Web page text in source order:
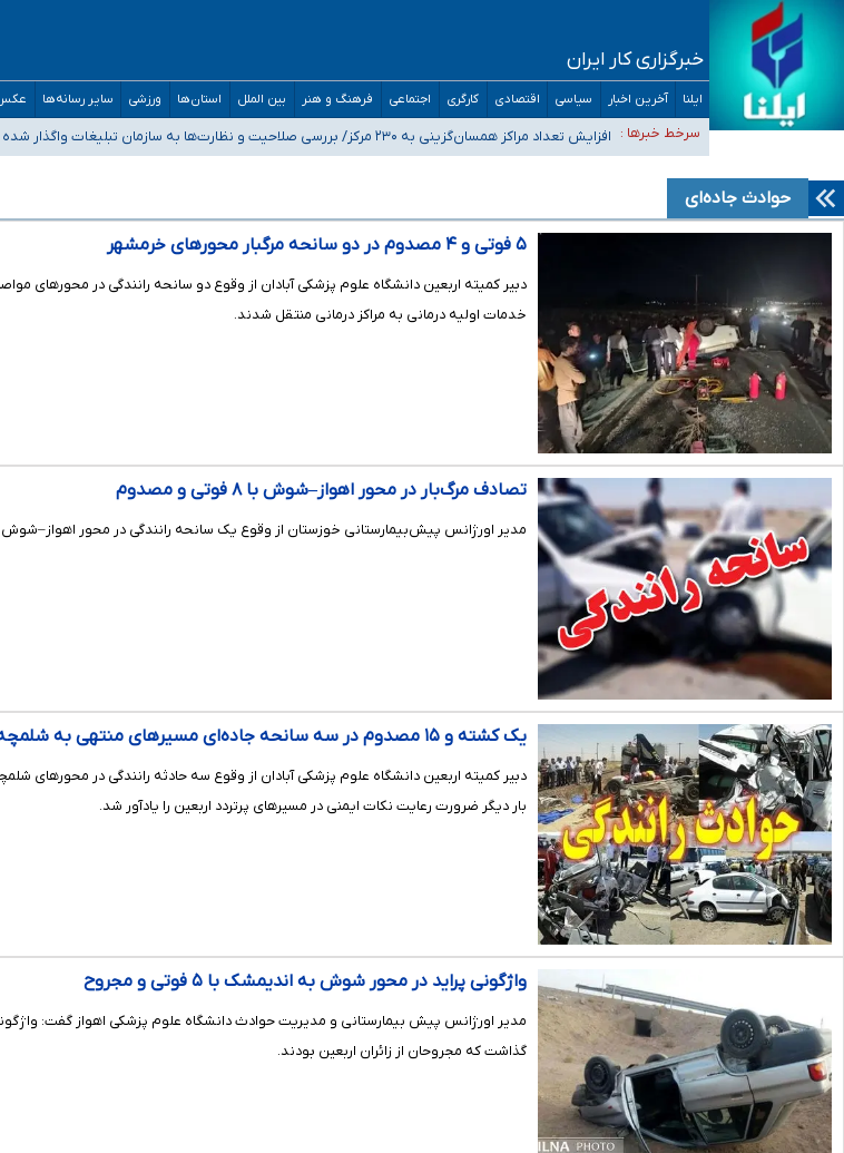
خبرگزاری کار ایران
ایلنا آخرین اخبار سیاسی اقتصادی کارگری اجتماعی فرهنگ و هنر بین الملل استان‌ها ورزشی سایر رسانه‌ها
سرخط خبرها :
ضرورت آموزش حریم خصوصی در فضای آنلاین در مدارس/ هزینه‌های سنگین اجتماعی انتشار تصاویر خصوصی برای
افزایش تعداد مراکز همسان‌گزینی به ۲۳۰ مرکز/ بررسی صلاحیت و نظارت‌ها به سازمان تبلیغات واگذار شده است
موضع وزارت بهداشت درباره ظرفیت پزشکی کنکور ۱۴۰۵: خواستار اصلاح ظرفیت‌ها هستیم، اما هنوز پاسخ مشخصی نگرفته‌ایم
تعویق آزمون ورودی دکترای تخصصی فرماندهی صحنه عملیات و دکترای تخصصی جغرافیای نظامی دافوس آجا
حوادث جاده‌ای
۵ فوتی و ۴ مصدوم در دو سانحه مرگبار محورهای خرمشهر
دبیر کمیته اربعین دانشگاه علوم پزشکی آبادان از وقوع دو سانحه رانندگی در
خدمات اولیه درمانی به مراکز درمانی منتقل شدند.
تصادف مرگ‌بار در محور اهواز–شوش با ۸ فوتی و مصدوم
مدیر اورژانس پیش‌بیمارستانی خوزستان از وقوع یک سانحه رانندگی در محور اهواز–شوش خبر داد و گفت: بر اثر
یک کشته و ۱۵ مصدوم در سه سانحه جاده‌ای مسیرهای منتهی به شلمچه
بار دیگر ضرورت رعایت نکات ایمنی در مسیرهای پرتردد اربعین را یادآور شد.
واژگونی پراید در محور شوش به اندیمشک با ۵ فوتی و مجروح
گذاشت که مجروحان از زائران اربعین بودند.